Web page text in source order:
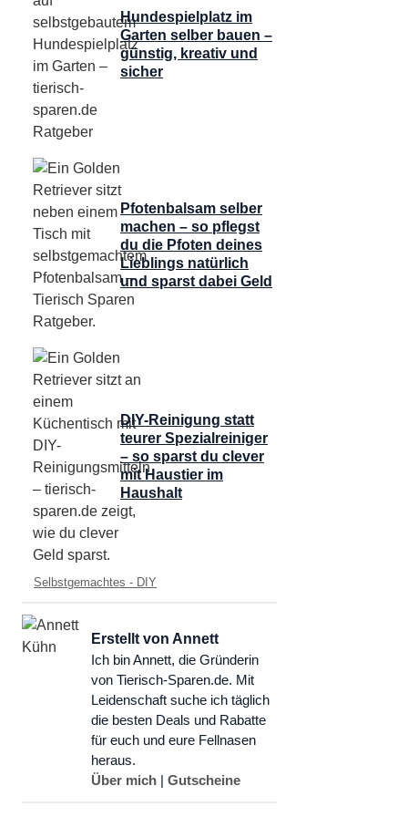
Hundespielplatz im
Garten selber bauen –
günstig, kreativ und
sicher
Pfotenbalsam selber
machen – so pflegst
du die Pfoten deines
Lieblings natürlich
und sparst dabei Geld
DIY-Reinigung statt
teurer Spezialreiniger
– so sparst du clever
mit Haustier im
Haushalt
Kategorien
Selbstgemachtes - DIY
Erstellt von Annett
Ich bin Annett, die Gründerin
von Tierisch-Sparen.de. Mit
Leidenschaft suche ich täglich
die besten Deals und Rabatte
für euch und eure Fellnasen
heraus.
Über mich| Gutscheine